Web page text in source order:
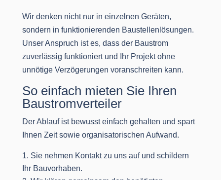
Wir denken nicht nur in einzelnen Geräten,
sondern in funktionierenden Baustellenlösungen.
Unser Anspruch ist es, dass der Baustrom
zuverlässig funktioniert und Ihr Projekt ohne
unnötige Verzögerungen voranschreiten kann.
So einfach mieten Sie Ihren
Baustromverteiler
Der Ablauf ist bewusst einfach gehalten und spart
Ihnen Zeit sowie organisatorischen Aufwand.
Sie nehmen Kontakt zu uns auf und schildern
Ihr Bauvorhaben.